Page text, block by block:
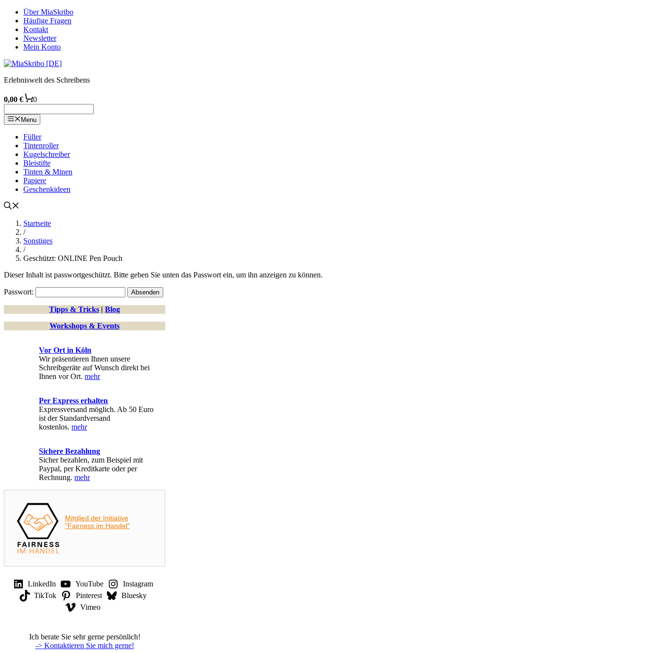
Zum
Inhalt
springen
Über MiaSkribo
Häufige Fragen
Kontakt
Newsletter
Mein Konto
Erlebniswelt des Schreibens
0,00 € 0
Menu
Füller
Tintenroller
Kugelschreiber
Bleistifte
Tinten & Minen
Papiere
Geschenkideen
Startseite
/
Sonstiges
/
Geschützt: ONLINE Pen Pouch
Dieser Inhalt ist passwortgeschützt. Bitte geben Sie unten das Passwort ein, um ihn anzeigen zu können.
Passwort:
Tipps & Tricks | Blog
Workshops & Events
Vor Ort in Köln
Wir präsentieren Ihnen unsere
Schreibgeräte auf Wunsch direkt bei
Ihnen vor Ort.mehr
Per Express erhalten
Expressversand möglich. Ab 50 Euro
ist der Standardversand
kostenlos.mehr
Sichere Bezahlung
Sicher bezahlen, zum Beispiel mit
Paypal, per Kreditkarte oder per
Rechnung.mehr
Mitglied der Initiative
"Fairness im Handel"
LinkedIn YouTube
Instagram
TikTok
Pinterest
Bluesky
Vimeo
Ich berate Sie sehr gerne persönlich!
-> Kontaktieren Sie mich gerne!